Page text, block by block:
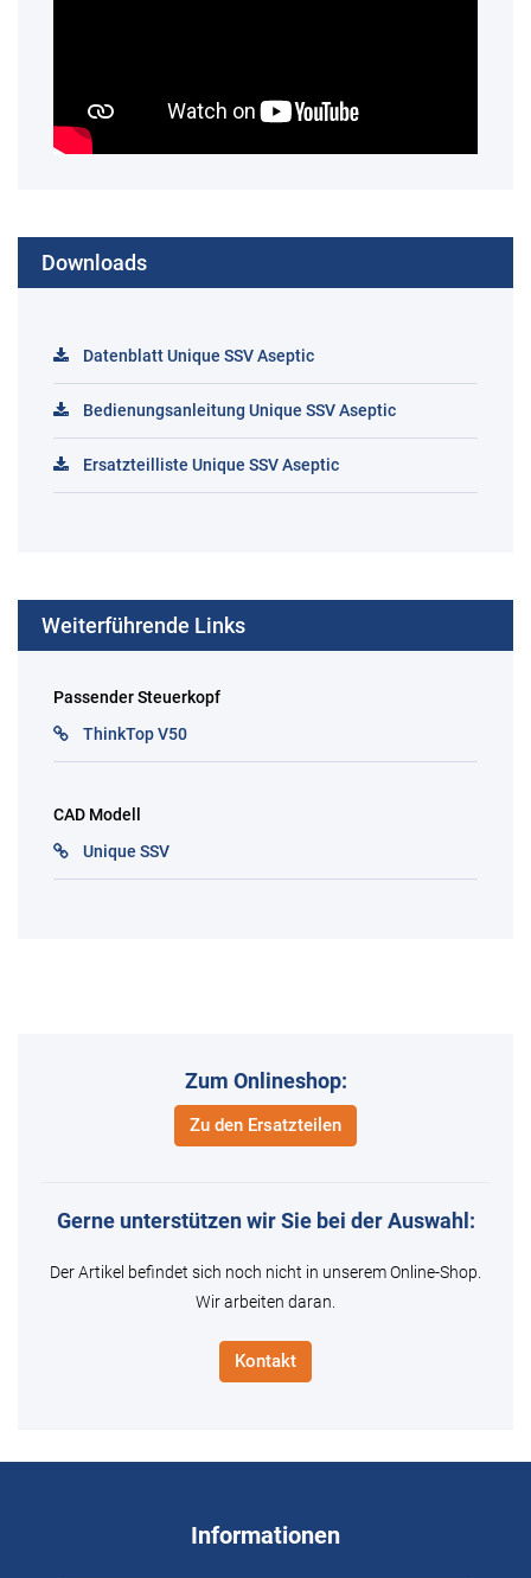
Downloads
Datenblatt Unique SSV Aseptic
Bedienungsanleitung Unique SSV Aseptic
Ersatzteilliste Unique SSV Aseptic
Weiterführende Links
Passender Steuerkopf
ThinkTop V50
CAD Modell
Unique SSV
Zum Onlineshop:
Zu den Ersatzteilen
Gerne unterstützen wir Sie bei der Auswahl:
Der Artikel befindet sich noch nicht in unserem Online-Shop.
Wir arbeiten daran.
Kontakt
Informationen